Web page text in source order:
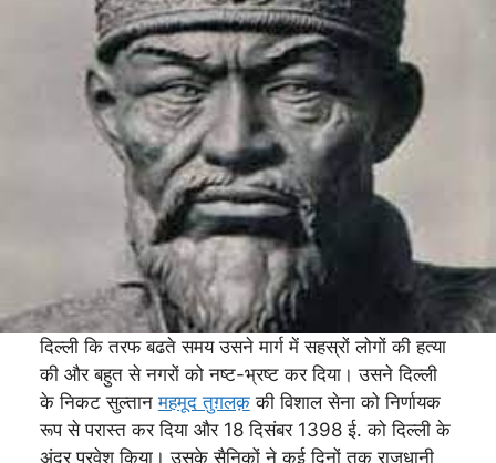
दिल्ली कि तरफ बढते समय उसने मार्ग में सहस्रों लोगों की हत्या
की और बहुत से नगरों को नष्ट-भ्रष्ट कर दिया। उसने दिल्ली
के निकट सुल्तानमहमूद तुग़लक़की विशाल सेना को निर्णायक
रूप से परास्त कर दिया और 18 दिसंबर 1398 ई. को दिल्ली के
अंदर प्रवेश किया। उसके सैनिकों ने कई दिनों तक राजधानी